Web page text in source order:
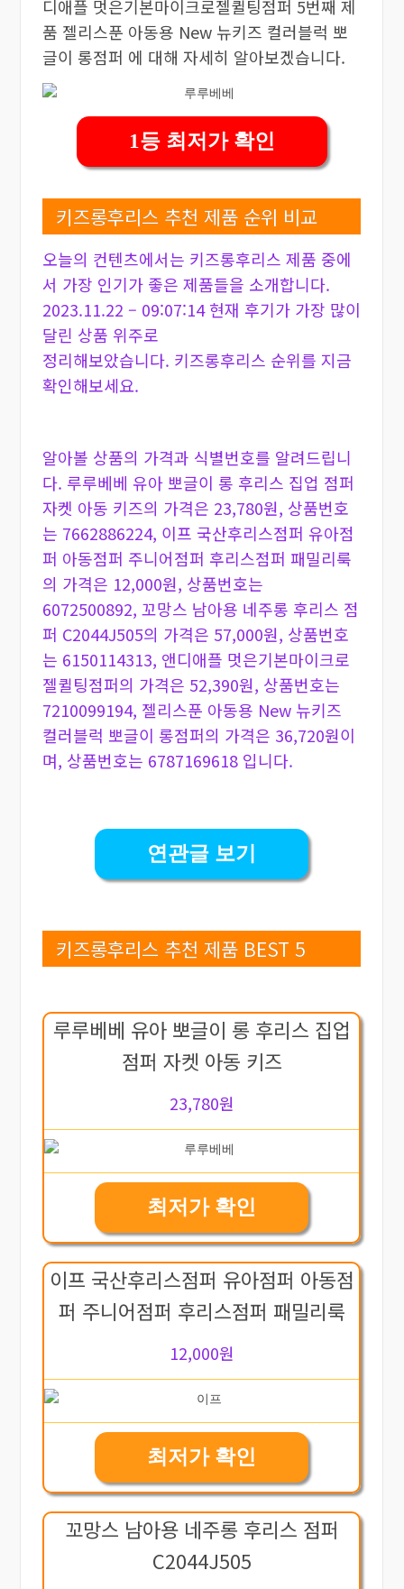
디애플 멋은기본마이크로젤퀼팅점퍼 5번째 제
품 젤리스푼 아동용 New 뉴키즈 컬러블럭 뽀
글이 롱점퍼 에 대해 자세히 알아보겠습니다.
1등 최저가 확인
키즈롱후리스 추천 제품 순위 비교
오늘의 컨텐츠에서는 키즈롱후리스 제품 중에
서 가장 인기가 좋은 제품들을 소개합니다.
2023.11.22 – 09:07:14 현재 후기가 가장 많이
달린 상품 위주로
정리해보았습니다. 키즈롱후리스 순위를 지금
확인해보세요.
알아볼 상품의 가격과 식별번호를 알려드립니
다. 루루베베 유아 뽀글이 롱 후리스 집업 점퍼
자켓 아동 키즈의 가격은 23,780원, 상품번호
는 7662886224, 이프 국산후리스점퍼 유아점
퍼 아동점퍼 주니어점퍼 후리스점퍼 패밀리룩
의 가격은 12,000원, 상품번호는
6072500892, 꼬망스 남아용 네주롱 후리스 점
퍼 C2044J505의 가격은 57,000원, 상품번호
는 6150114313, 앤디애플 멋은기본마이크로
젤퀼팅점퍼의 가격은 52,390원, 상품번호는
7210099194, 젤리스푼 아동용 New 뉴키즈
컬러블럭 뽀글이 롱점퍼의 가격은 36,720원이
며, 상품번호는 6787169618 입니다.
연관글 보기
키즈롱후리스 추천 제품 BEST 5
루루베베 유아 뽀글이 롱 후리스 집업
점퍼 자켓 아동 키즈
23,780원
최저가 확인
이프 국산후리스점퍼 유아점퍼 아동점
퍼 주니어점퍼 후리스점퍼 패밀리룩
12,000원
최저가 확인
꼬망스 남아용 네주롱 후리스 점퍼
C2044J505